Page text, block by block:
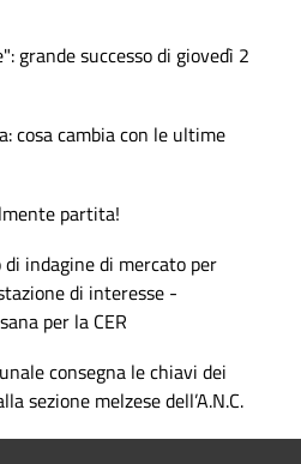
grande successo di giovedì 2
cosa cambia con le ultime
partita!
indagine di mercato per
di interesse -
per la CER
consegna le chiavi dei
sezione melzese dell’A.N.C.